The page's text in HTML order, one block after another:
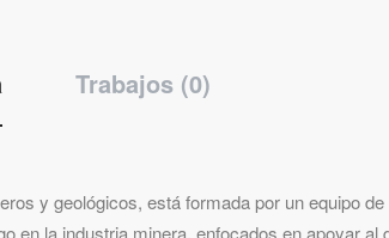
Trabajos (0)
y geológicos, está formada por un equipo
en la industria minera, enfocados en apoyar al